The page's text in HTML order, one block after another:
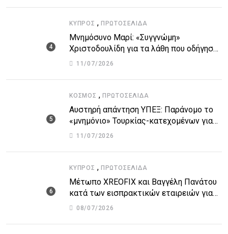
ΚΎΠΡΟΣ , ΠΡΩΤΟΣΈΛΙΔΑ
Μνημόσυνο Μαρί: «Συγγνώμη»
Χριστοδουλίδη για τα λάθη που οδήγησαν
στην τραγωδία
11/07/2026
ΚΌΣΜΟΣ , ΠΡΩΤΟΣΈΛΙΔΑ
Αυστηρή απάντηση ΥΠΕΞ: Παράνομο το
«μνημόνιο» Τουρκίας-κατεχομένων για
τον υποθαλάσσιο αγωγό
11/07/2026
ΚΎΠΡΟΣ , ΠΡΩΤΟΣΈΛΙΔΑ
Μέτωπο XREOFIX και Βαγγέλη Πανάτου
κατά των εισπρακτικών εταιρειών για
την προστασία των δανειοληπτών
08/07/2026